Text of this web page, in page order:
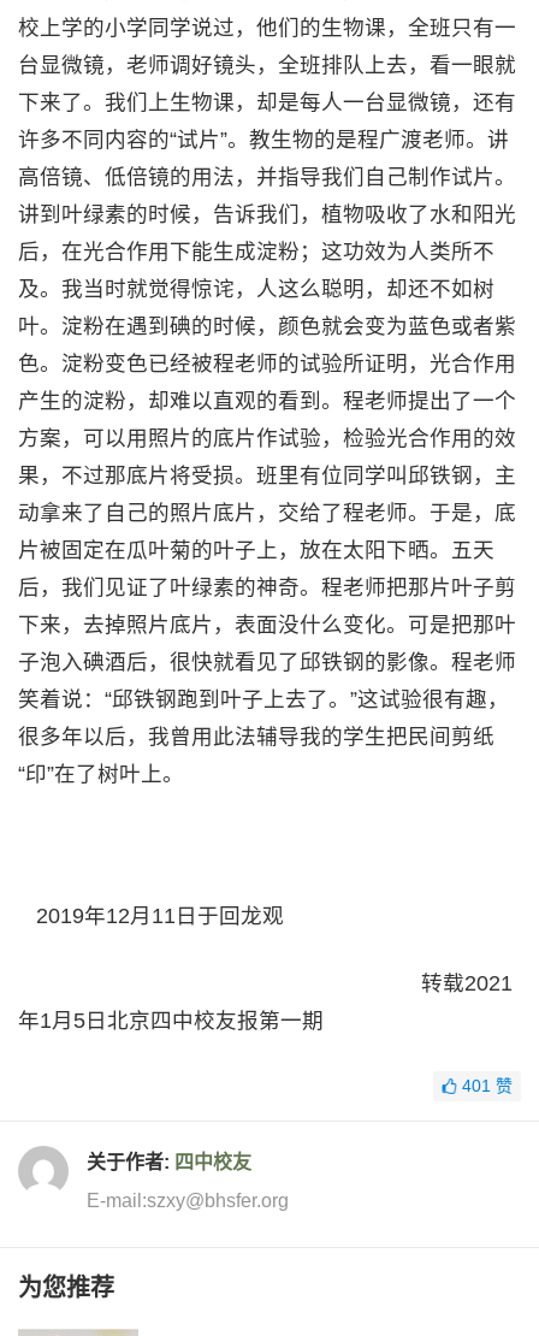
校上学的小学同学说过，他们的生物课，全班只有一
台显微镜，老师调好镜头，全班排队上去，看一眼就
下来了。我们上生物课，却是每人一台显微镜，还有
许多不同内容的“试片”。教生物的是程广渡老师。讲
高倍镜、低倍镜的用法，并指导我们自己制作试片。
讲到叶绿素的时候，告诉我们，植物吸收了水和阳光
后，在光合作用下能生成淀粉；这功效为人类所不
及。我当时就觉得惊诧，人这么聪明，却还不如树
叶。淀粉在遇到碘的时候，颜色就会变为蓝色或者紫
色。淀粉变色已经被程老师的试验所证明，光合作用
产生的淀粉，却难以直观的看到。程老师提出了一个
方案，可以用照片的底片作试验，检验光合作用的效
果，不过那底片将受损。班里有位同学叫邱铁钢，主
动拿来了自己的照片底片，交给了程老师。于是，底
片被固定在瓜叶菊的叶子上，放在太阳下晒。五天
后，我们见证了叶绿素的神奇。程老师把那片叶子剪
下来，去掉照片底片，表面没什么变化。可是把那叶
子泡入碘酒后，很快就看见了邱铁钢的影像。程老师
笑着说：“邱铁钢跑到叶子上去了。”这试验很有趣，
很多年以后，我曾用此法辅导我的学生把民间剪纸
“印”在了树叶上。
2019年12月11日于回龙观
转载2021
年1月5日北京四中校友报第一期
401 赞
关于作者: 四中校友
E-mail:szxy@bhsfer.org
为您推荐